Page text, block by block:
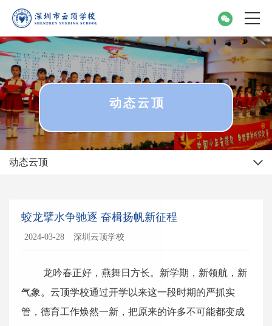
动态云顶
动态云顶
蛟龙擘水争驰逐 奋楫扬帆新征程
2024-03-28 深圳云顶学校
龙吟春正好，燕舞日方长。新学期，新领航，新
气象。云顶学校通过开学以来这一段时期的严抓实
管，德育工作焕然一新，把原来的许多不可能都变成